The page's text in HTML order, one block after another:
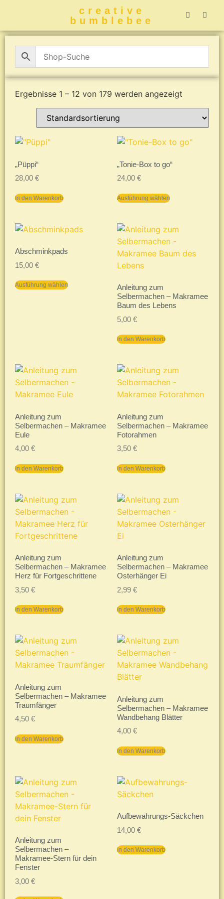
creative
bumblebee
Ergebnisse 1 – 12 von 179 werden angezeigt
„Püppi“
28,00 €
In den Warenkorb
„Tonie-Box to go“
24,00 €
Ausführung wählen
Abschminkpads
15,00 €
Ausführung wählen
Anleitung zum
Selbermachen – Makramee
Baum des Lebens
5,00 €
In den Warenkorb
Anleitung zum
Selbermachen – Makramee
Eule
4,00 €
In den Warenkorb
Anleitung zum
Selbermachen – Makramee
Fotorahmen
3,50 €
In den Warenkorb
Anleitung zum
Selbermachen – Makramee
Herz für Fortgeschrittene
3,50 €
In den Warenkorb
Anleitung zum
Selbermachen – Makramee
Osterhänger Ei
2,99 €
In den Warenkorb
Anleitung zum
Selbermachen – Makramee
Traumfänger
4,50 €
In den Warenkorb
Anleitung zum
Selbermachen – Makramee
Wandbehang Blätter
4,00 €
In den Warenkorb
Anleitung zum
Selbermachen –
Makramee-Stern für dein
Fenster
3,00 €
Aufbewahrungs-Säckchen
14,00 €
In den Warenkorb